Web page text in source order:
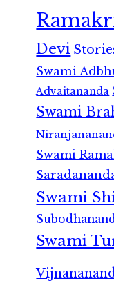
Devi
Swami
Advaitananda
Swami
Swami
Swami
Swami